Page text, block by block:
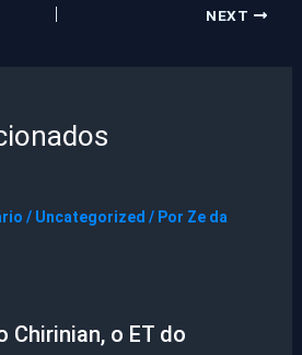
NEXT
/ Uncategorized / Por Ze da
Chirinian, o ET do